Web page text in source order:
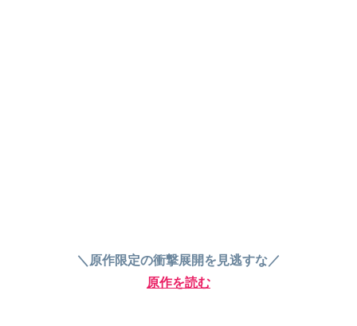
＼原作限定の衝撃展開を見逃すな／
原作を読む